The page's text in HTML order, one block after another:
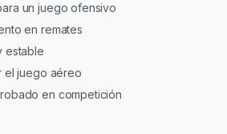
un juego ofensivo
en remates
estable
el juego aéreo
en competición